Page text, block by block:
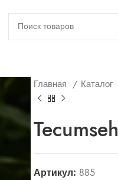
Главная Каталог
Tecumseh
Артикул: 885